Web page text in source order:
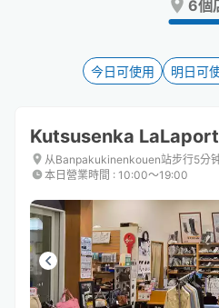
keyboard
shortcuts
for
changing
dates.
key
to
keyboard
shortcuts
for
changing
6個
今日可使用 明日可
Kutsusenka
从Banpakukinenkouen站步行5分
本日營業時間 : 10:00〜19:00